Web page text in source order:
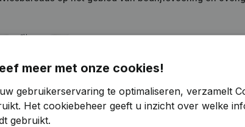
Kies voor snelle
meer met onze cookies!
gebruikerservaring te optimaliseren, verzamelt
Het cookiebeheer geeft u inzicht over welke
gebruikt.